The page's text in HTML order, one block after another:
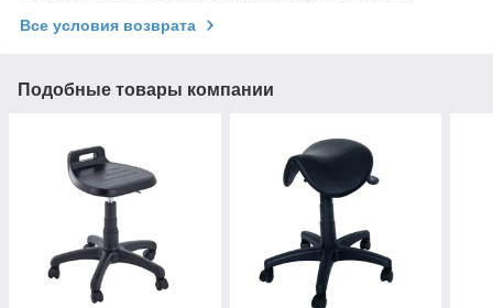
Все условия возврата
Подобные товары компании